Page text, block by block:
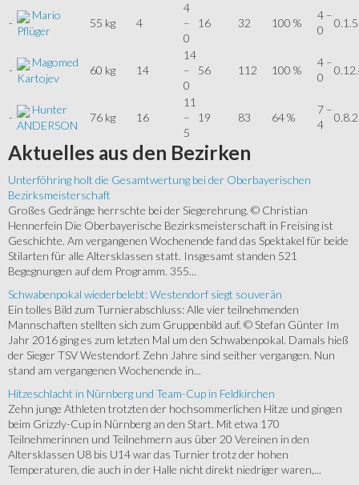
-
Mario
Pflüger
55 kg 4
4
–
0
16 32 100 %
4 –
0
-
Magomed
Kartojev
60 kg 14
14
–
0
56 112 100 %
4 –
0
-
Hunter
ANDERSON
76 kg 16
11
–
5
19 83 64 %
7 –
4
Aktuelles aus den Bezirken
Unterföhring holt die Gesamtwertung bei der Oberbayerischen
Bezirksmeisterschaft
Großes Gedränge herrschte bei der Siegerehrung. © Christian
Hennerfein Die Oberbayerische Bezirksmeisterschaft in Freising ist
Geschichte. Am vergangenen Wochenende fand das Spektakel für beide
Stilarten für alle Altersklassen statt. Insgesamt standen 521
Begegnungen auf dem Programm. 355...
Schwabenpokal wiederbelebt: Westendorf siegt souverän
Ein tolles Bild zum Turnierabschluss: Alle vier teilnehmenden
Mannschaften stellten sich zum Gruppenbild auf. © Stefan Günter Im
Jahr 2016 ging es zum letzten Mal um den Schwabenpokal. Damals hieß
der Sieger TSV Westendorf. Zehn Jahre sind seither vergangen. Nun
stand am vergangenen Wochenende in...
Hitzeschlacht in Nürnberg und Team-Cup in Feldkirchen
Zehn junge Athleten trotzten der hochsommerlichen Hitze und gingen
beim Grizzly-Cup in Nürnberg an den Start. Mit etwa 170
Teilnehmerinnen und Teilnehmern aus über 20 Vereinen in den
Altersklassen U8 bis U14 war das Turnier trotz der hohen
Temperaturen, die auch in der Halle nicht direkt niedriger waren,...